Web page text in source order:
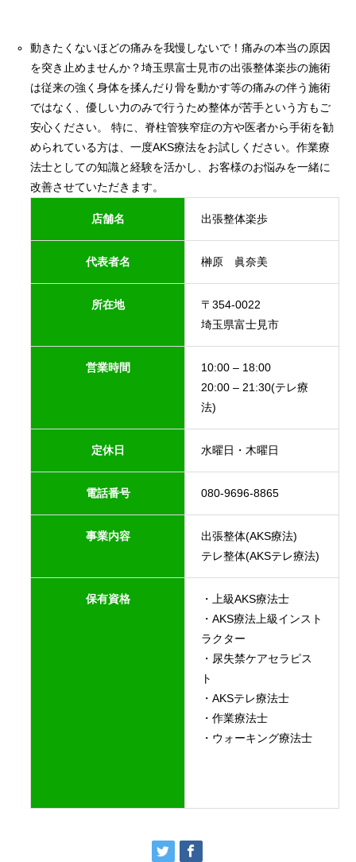
動きたくないほどの痛みを我慢しないで！痛みの本当の原因
を突き止めませんか？埼玉県富士見市の出張整体楽歩の施術
は従来の強く身体を揉んだり骨を動かす等の痛みの伴う施術
ではなく、優しい力のみで行うため整体が苦手という方もご
安心ください。 特に、脊柱管狭窄症の方や医者から手術を勧
められている方は、一度AKS療法をお試しください。作業療
法士としての知識と経験を活かし、お客様のお悩みを一緒に
改善させていただきます。
店舗名 出張整体楽歩
代表者名 榊原 眞奈美
所在地
〒354-0022
埼玉県富士見市
営業時間
10:00 – 18:00
20:00 – 21:30(テレ療
法)
定休日 水曜日・木曜日
電話番号 080-9696-8865
事業内容
出張整体(AKS療法)
テレ整体(AKSテレ療法)
保有資格
・上級AKS療法士
・AKS療法上級インスト
ラクター
・尿失禁ケアセラピス
ト
・AKSテレ療法士
・作業療法士
・ウォーキング療法士